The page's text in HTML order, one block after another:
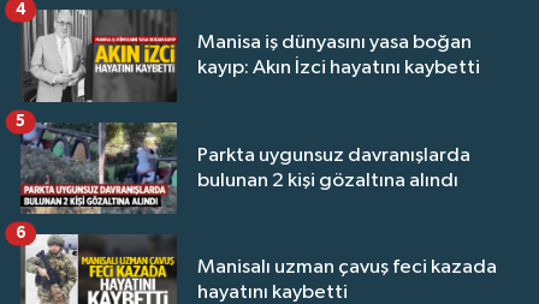
Manisa iş dünyasını yasa boğan
kayıp: Akın İzci hayatını kaybetti
4
Parkta uygunsuz davranışlarda
bulunan 2 kişi gözaltına alındı
5
Manisalı uzman çavuş feci kazada
hayatını kaybetti
6